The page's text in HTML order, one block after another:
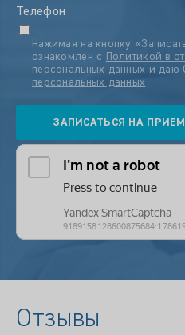
Телефон
Нажимая на кнопку
ознакомлен с
Политикой в
персональных данных и даю
персональных данных
Отзывы